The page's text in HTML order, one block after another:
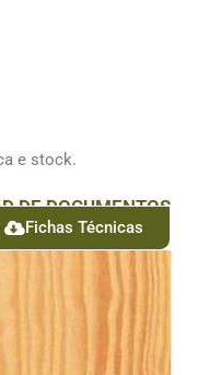
e stock.
DE DOCUMENTOS
Fichas Técnicas